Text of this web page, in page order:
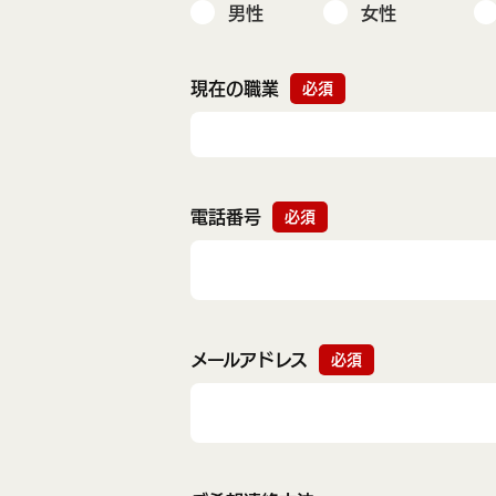
男性 女性
現在の職業 必須
電話番号 必須
メールアドレス 必須